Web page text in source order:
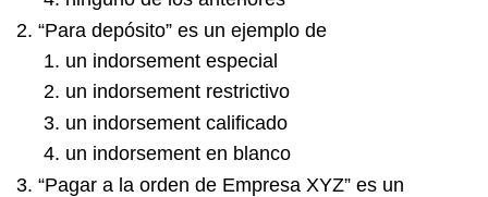
“Para depósito” es un ejemplo de
un indorsement especial
un indorsement restrictivo
un indorsement calificado
un indorsement en blanco
“Pagar a la orden de Empresa XYZ” es un